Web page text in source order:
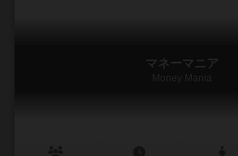
マネーマニア
Money Mania